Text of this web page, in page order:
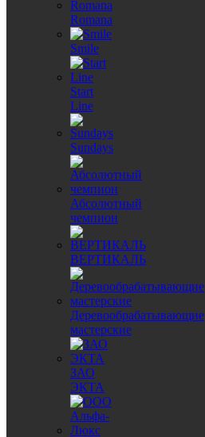
Romana
Smile
Start
Line
Sundays
Абсолютный
чемпион
ВЕРТИКАЛЬ
Деревообрабатывающие
мастерские
ЗАО
ЭКТА